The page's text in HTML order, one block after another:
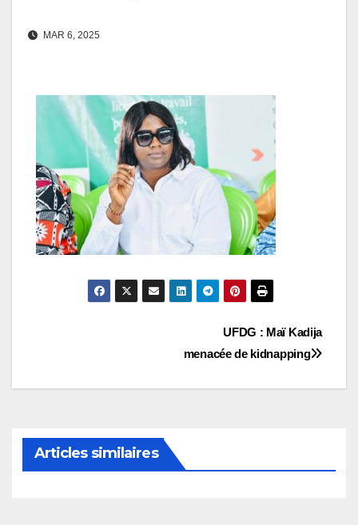
MAR 6, 2025
UFDG : Maï Kadija
menacée de kidnapping
Articles similaires